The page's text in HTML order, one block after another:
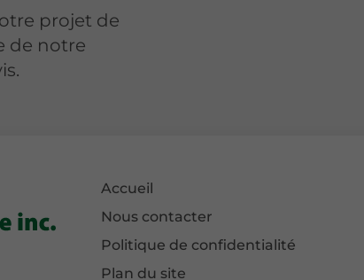
projet de
de notre
Accueil
Nous contacter
Politique de confidentialité
Plan du site